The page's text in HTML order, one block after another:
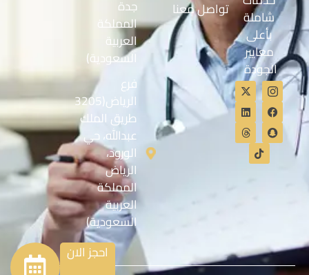
شاملة
بأعلى
معايير
الجودة
تواصل معنا
جدة
المملكة
العربية
السعودية)
فرع
الرياض(3205
طريق الملك
عبدالله، حي
الورود،
الرياض
المملكة
العربية
السعودية)
احجز الان